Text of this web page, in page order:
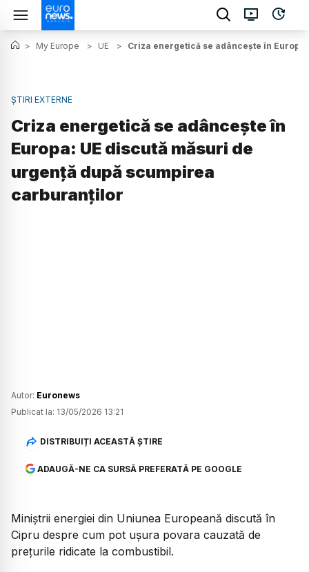
> My Europe > UE > Criza energetică se adâncește în
ȘTIRI EXTERNE
Criza energetică se adâncește în
Europa: UE discută măsuri de
urgență după scumpirea
carburanților
Autor: Euronews
Publicat la: 13/05/2026 13:21
DISTRIBUIȚI ACEASTĂ ȘTIRE
ADAUGĂ-NE CA SURSĂ PREFERATĂ PE GOOGLE
Miniștrii energiei din Uniunea Europeană discută în
Cipru despre cum pot ușura povara cauzată de
prețurile ridicate la combustibil.